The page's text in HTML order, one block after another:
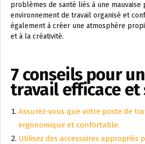
problèmes de santé liés à une mauvaise
environnement de travail organisé et
également à créer une atmosphère
et à la créativité.
7 conseils pour
travail efficace et
Assurez-vous que votre poste de
ergonomique et confortable.
Utilisez des accessoires